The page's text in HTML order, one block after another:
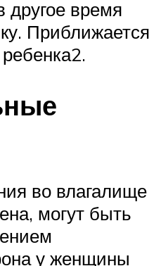
другое время
Приближается
во влагалище
могут быть
у женщины